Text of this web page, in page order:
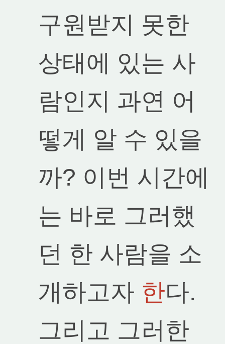
구원받지 못한
상태에 있는 사
람인지 과연 어
떻게 알 수 있을
까? 이번 시간에
는 바로 그러했
던 한 사람을 소
개하고자 한다.
그리고 그러한